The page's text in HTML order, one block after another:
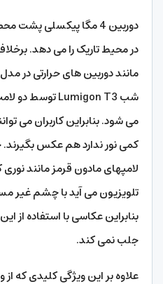
دوربین 4 مگا پیکسلی
در محیط تاریک را می دهد.
می شود. بنابراین کاربران می
کمی نور ندارد هم عکس
لامپهای مادون قرمز مانند
تلویزیون می آید با چشم غیر
بنابراین عکاسی با استفاده از
جلب نمی کند.
علاوه بر این ویژگی کلیدی که